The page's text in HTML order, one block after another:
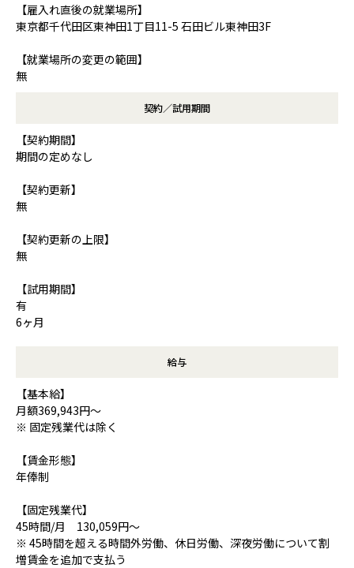
【雇入れ直後の就業場所】
東京都千代田区東神田1丁目11-5 石田ビル東神田3F
【就業場所の変更の範囲】
無
契約／試用期間
【契約期間】
期間の定めなし
【契約更新】
無
【契約更新の上限】
無
【試用期間】
有
6ヶ月
給与
【基本給】
月額369,943円～
※ 固定残業代は除く
【賃金形態】
年俸制
【固定残業代】
45時間/月 130,059円～
※ 45時間を超える時間外労働、休日労働、深夜労働について割
増賃金を追加で支払う